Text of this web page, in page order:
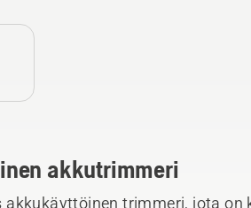
akkutrimmeri
akkukäyttöinen trimmeri, jota on